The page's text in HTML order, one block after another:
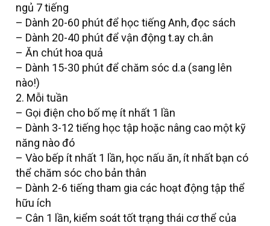
ngủ 7 tiếng
– Dành 20-60 phút để học tiếng Anh, đọc sách
– Dành 20-40 phút để vận động t.ay ch.ân
– Ăn chút hoa quả
– Dành 15-30 phút để chăm sóc d.a (sang lên
nào!)
2. Mỗi tuần
– Gọi điện cho bố mẹ ít nhất 1 lần
– Dành 3-12 tiếng học tập hoặc nâng cao một kỹ
năng nào đó
– Vào bếp ít nhất 1 lần, học nấu ăn, ít nhất bạn có
thể chăm sóc cho bản thân
– Dành 2-6 tiếng tham gia các hoạt động tập thể
hữu ích
– Cân 1 lần, kiểm soát tốt trạng thái cơ thể của